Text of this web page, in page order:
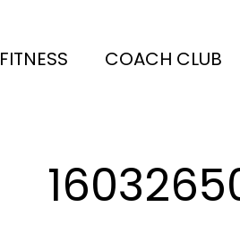
FITNESS COACH CLUB